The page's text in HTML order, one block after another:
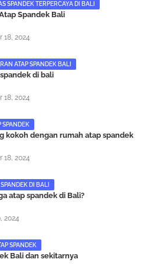
SPANDEK TERPERCAYA DI BALI
Spandek Bali
18, 2024
ATAP SPANDEK BALI
di bali
18, 2024
SPANDEK
kokoh dengan rumah atap spandek
18, 2024
DI BALI
atap spandek di Bali?
2024
SPANDEK
Bali dan sekitarnya